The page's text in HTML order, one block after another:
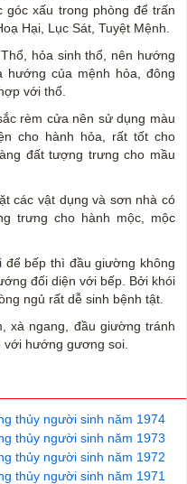
góc xấu trong phòng để trấn
Hại, Lục Sát, Tuyệt Mệnh.
hỏa sinh thổ, nên hướng
của mệnh hỏa, đông
với thổ.
rèm cửa nên sử dụng màu
cho hành hỏa, rất tốt cho
đất tượng trưng cho mầu
các vật dụng và sơn nhà có
trưng cho hành mộc, mộc
bếp thì đầu giường không
đối diện với bếp. Bởi khói
ngủ rất dễ sinh bệnh tật.
xà ngang, đầu giường tránh
hướng gương soi.
thủy người sinh năm 1974
thủy người sinh năm 1973
thủy người sinh năm 1972
thủy người sinh năm 1971